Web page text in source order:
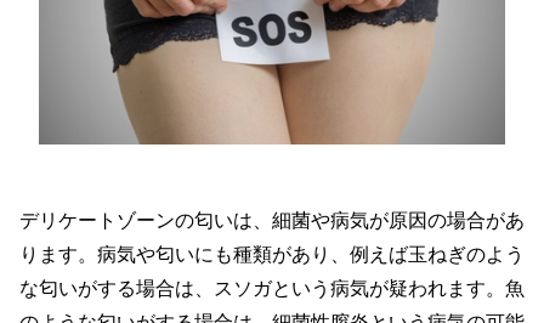
デリケートゾーンの匂いは、細菌や病気が原因の場合があ
ります。病気や匂いにも種類があり、例えば玉ねぎのよう
な匂いがする場合は、スソガという病気が疑われます。魚